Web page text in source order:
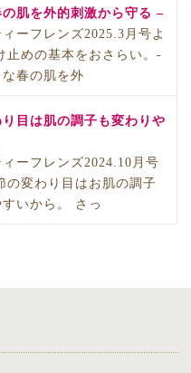
肌を外的刺激から守る –
ィーフレンズ2025.3月号よ
止めの基本をおさらい。-
春の肌を外
目は肌の調子も変わりや
ィーフレンズ2024.10月号
の変わり目はお肌の調子
いから。 さっ